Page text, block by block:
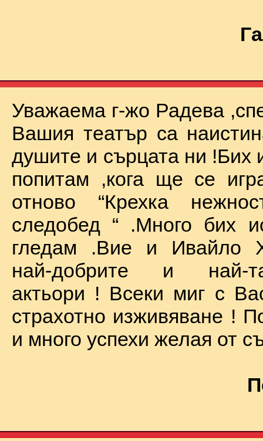
Уважаема г-жо Радева
Вашия театър са
душите и сърцата ни !Бих
попитам ,кога ще се
отново “Крехка
следобед “ .Много бих
гледам .Вие и Ивайло
най-добрите и най-
актьори ! Всеки миг с
страхотно изживяване !
и много успехи желая от